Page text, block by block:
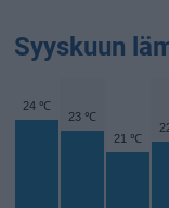
Syyskuun
24 ℃
23 ℃
21 ℃